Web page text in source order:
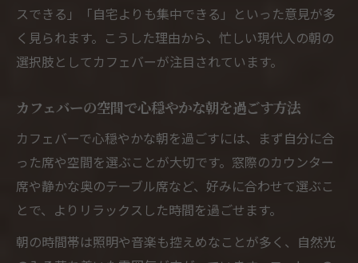
スできる」「自宅よりも集中できる」といった意見が多
く見られます。こうした理由から、忙しい現代人の朝の
選択肢としてカフェバーが注目されています。
カフェバーの空間で心穏やかな朝を過ごす方法
カフェバーで心穏やかな朝を過ごすには、まず自分に合
った席や空間を選ぶことが大切です。窓際のカウンター
席や静かな奥のテーブル席など、好みに合わせて選ぶこ
とで、よりリラックスした時間を過ごせます。
朝の時間帯は照明や音楽も控えめなことが多く、自然光